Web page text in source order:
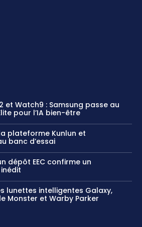
et Watch9 : Samsung passe au
pour l’IA bien-être
plateforme Kunlun et
banc d’essai
dépôt EEC confirme un
lunettes intelligentes Galaxy,
Monster et Warby Parker